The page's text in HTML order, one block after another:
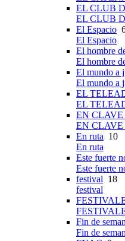
EL CLUB
EL CLUB
El Espacio
El Espacio
El hombre
El hombre
El mundo a
El mundo a
EL
EL
EN
EN
En ruta 10
En ruta
Este fuerte
Este fuerte
festival 18
festival
Fin de
Fin de